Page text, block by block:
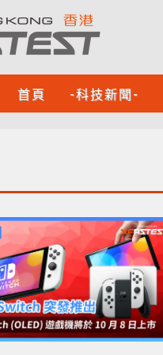
首頁 -科技新聞-